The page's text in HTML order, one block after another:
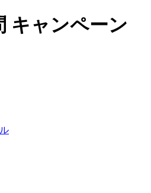
キャンペーン